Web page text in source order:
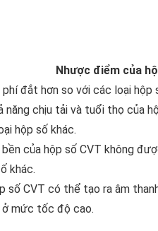
Nhược điểm của
phí đắt hơn so với các loại hộp
năng chịu tải và tuổi thọ của
hộp số khác.
của hộp số CVT không
khác.
số CVT có thể tạo ra âm
mức tốc độ cao.